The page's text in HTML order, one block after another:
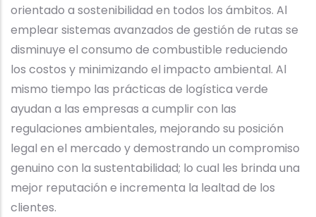
orientado a sostenibilidad en todos los ámbitos. Al
emplear sistemas avanzados de gestión de rutas se
disminuye el consumo de combustible reduciendo
los costos y minimizando el impacto ambiental. Al
mismo tiempo las prácticas de logística verde
ayudan a las empresas a cumplir con las
regulaciones ambientales, mejorando su posición
legal en el mercado y demostrando un compromiso
genuino con la sustentabilidad; lo cual les brinda una
mejor reputación e incrementa la lealtad de los
clientes.